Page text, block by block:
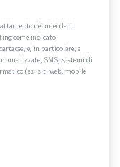
dei miei dati
come indicato
e, in particolare, a
SMS, sistemi di
(es. siti web, mobile